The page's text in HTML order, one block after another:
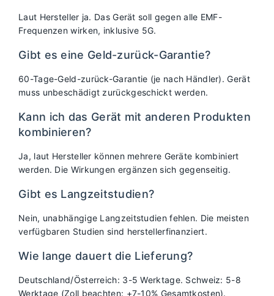
Laut Hersteller ja. Das Gerät soll gegen alle EMF-
Frequenzen wirken, inklusive 5G.
Gibt es eine Geld-zurück-Garantie?
60-Tage-Geld-zurück-Garantie (je nach Händler). Gerät
muss unbeschädigt zurückgeschickt werden.
Kann ich das Gerät mit anderen Produkten
kombinieren?
Ja, laut Hersteller können mehrere Geräte kombiniert
werden. Die Wirkungen ergänzen sich gegenseitig.
Gibt es Langzeitstudien?
Nein, unabhängige Langzeitstudien fehlen. Die meisten
verfügbaren Studien sind herstellerfinanziert.
Wie lange dauert die Lieferung?
Deutschland/Österreich: 3-5 Werktage. Schweiz: 5-8
Werktage (Zoll beachten: +7-10% Gesamtkosten).